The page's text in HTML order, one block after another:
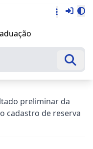
preliminar da
cadastro de reserva